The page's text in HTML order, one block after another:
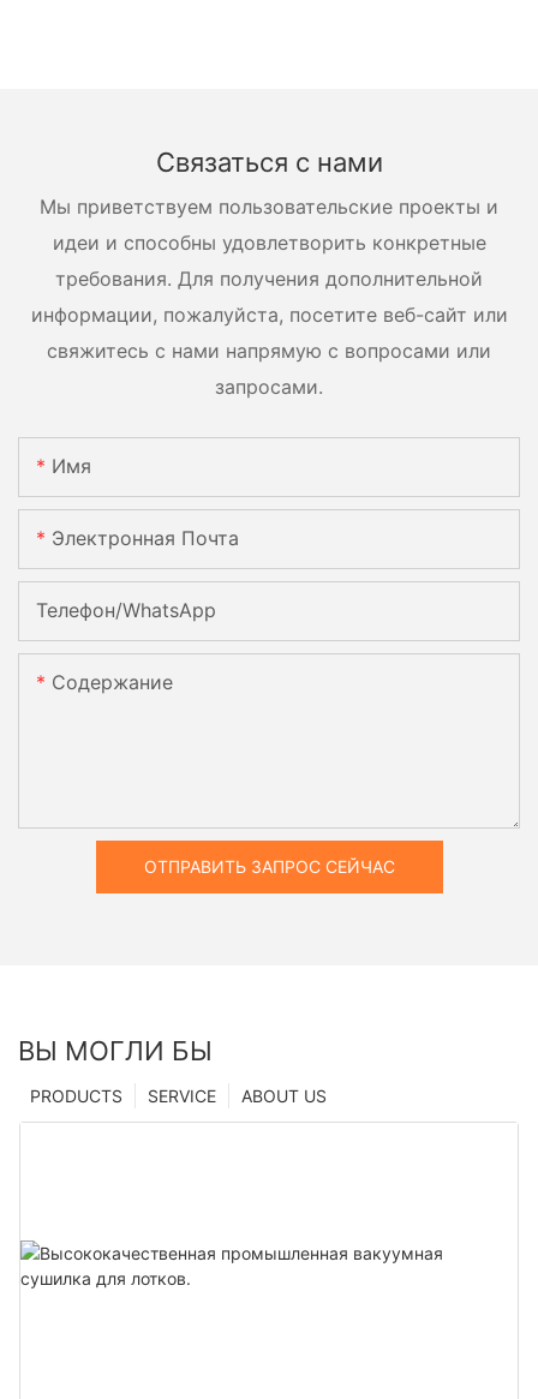
Связаться с нами
Мы приветствуем пользовательские проекты и
идеи и способны удовлетворить конкретные
требования. Для получения дополнительной
информации, пожалуйста, посетите веб-сайт или
свяжитесь с нами напрямую с вопросами или
запросами.
Имя
Электронная Почта
Телефон/WhatsApp
Содержание
ОТПРАВИТЬ ЗАПРОС СЕЙЧАС
ВЫ МОГЛИ БЫ
ABOUT US
SERVICE
PRODUCTS